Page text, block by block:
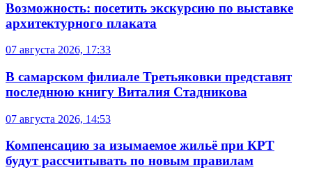
Возможность: посетить экскурсию по выставке
архитектурного плаката
07 августа 2026, 17:33
В самарском филиале Третьяковки представят
последнюю книгу Виталия Стадникова
07 августа 2026, 14:53
Компенсацию за изымаемое жильё при КРТ
будут рассчитывать по новым правилам